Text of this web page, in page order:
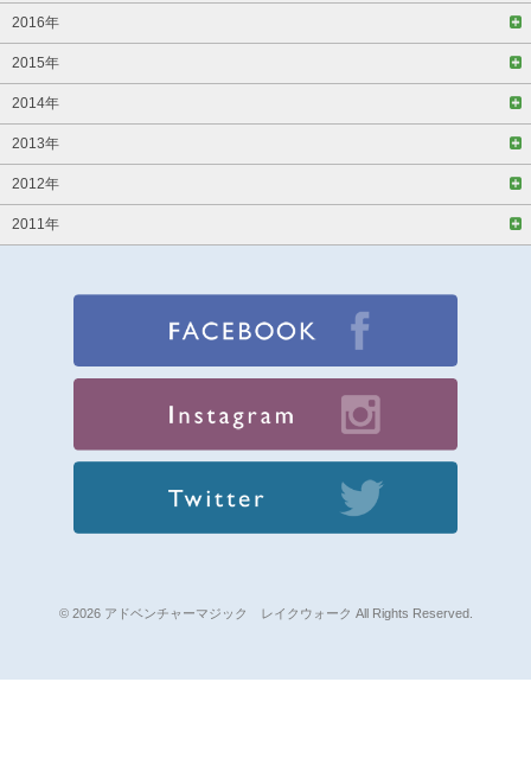
2016年
2015年
2014年
2013年
2012年
2011年
© 2026 アドベンチャーマジック レイクウォーク All Rights Reserved.